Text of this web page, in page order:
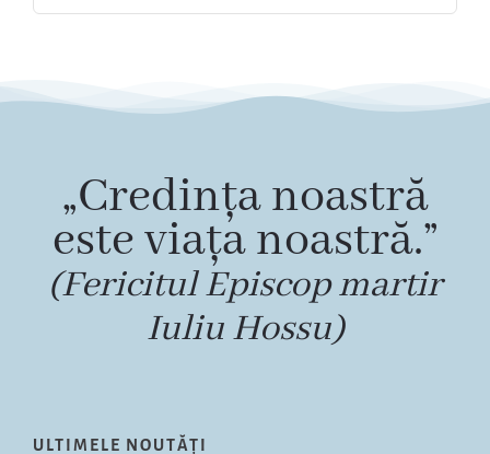
„Credința noastră
este viața noastră.”
(Fericitul Episcop martir
Iuliu Hossu)
ULTIMELE NOUTĂȚI